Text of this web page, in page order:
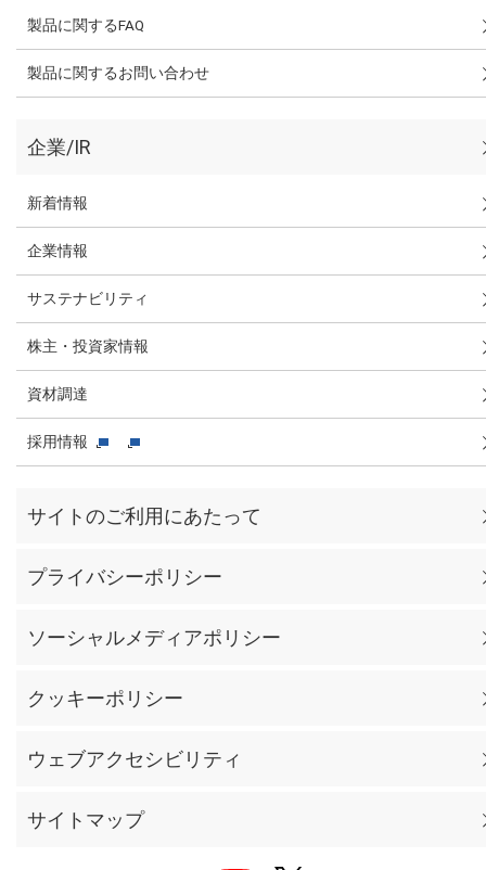
製品に関するFAQ
製品に関するお問い合わせ
企業/IR
新着情報
企業情報
サステナビリティ
株主・投資家情報
資材調達
採用情報
サイトのご利用にあたって
プライバシーポリシー
ソーシャルメディアポリシー
クッキーポリシー
ウェブアクセシビリティ
サイトマップ